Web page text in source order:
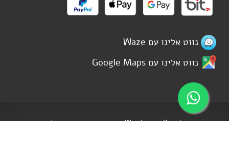
נווט אלינו עם Waze
נווט אלינו עם Google Maps
Wordpress Developerתחזוק האתר - דוד ישראל רביבו